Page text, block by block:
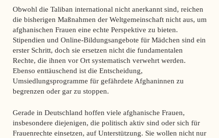
Obwohl die Taliban international nicht anerkannt sind, reichen
die bisherigen Maßnahmen der Weltgemeinschaft nicht aus, um
afghanischen Frauen eine echte Perspektive zu bieten.
Stipendien und Online-Bildungsangebote für Mädchen sind ein
erster Schritt, doch sie ersetzen nicht die fundamentalen
Rechte, die ihnen vor Ort systematisch verwehrt werden.
Ebenso enttäuschend ist die Entscheidung,
Umsiedlungsprogramme für gefährdete Afghaninnen zu
begrenzen oder gar zu stoppen.
Gerade in Deutschland hoffen viele afghanische Frauen,
insbesondere diejenigen, die politisch aktiv sind oder sich für
Frauenrechte einsetzen, auf Unterstützung. Sie wollen nicht nur